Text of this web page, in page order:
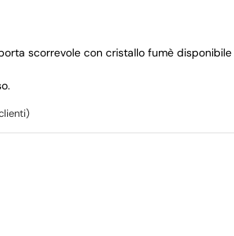
scorrevole con cristallo fumè disponibile